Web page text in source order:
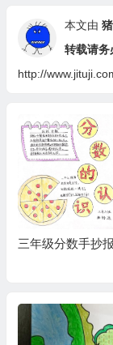
本文由 猪
转载请务
http://
三年级分数手抄